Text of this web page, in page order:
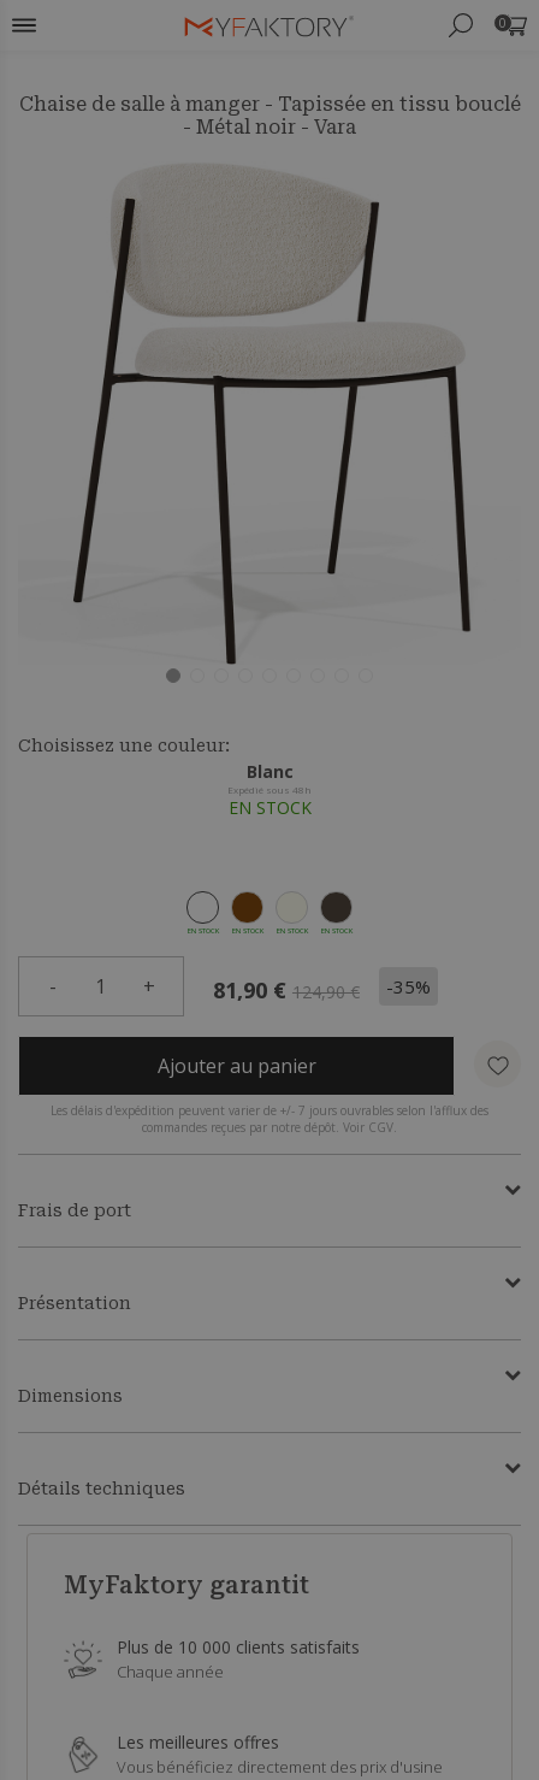
0
Chaise de salle à manger - Tapissée en tissu bouclé
- Métal noir - Vara
Choisissez une couleur:
Blanc
Expédié sous 48h
EN STOCK
EN STOCK EN STOCK EN STOCK EN STOCK
- 1 + 81,90 € 124,90 € -35%
Ajouter au panier
Les délais d'expédition peuvent varier de +/- 7 jours ouvrables selon l'afflux des
commandes reçues par notre dépôt. Voir CGV.
Frais de port
Présentation
Dimensions
Détails techniques
MyFaktory garantit
Plus de 10 000 clients satisfaits
Chaque année
Les meilleures offres
Vous bénéficiez directement des prix d'usine